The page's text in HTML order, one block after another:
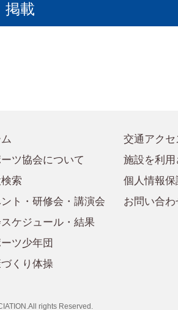
告
請・報告書
掲載
ツ協会について
索
ト・研修会・講演会
ケジュール・結果
ツ少年団
くり体操
交通アクセ
施設を利
個人情報
お問い合わ
rights Reserved.